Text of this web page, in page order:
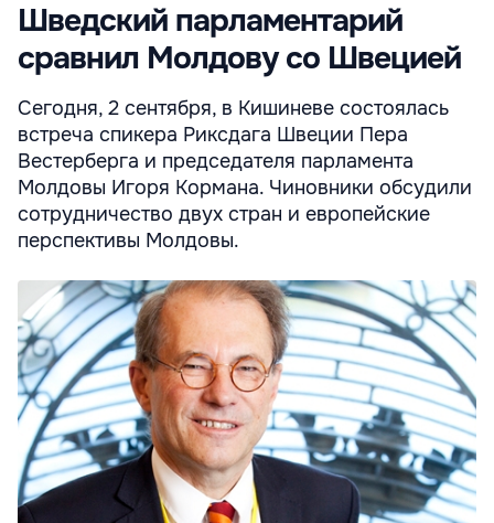
Шведский парламентарий
сравнил Молдову со Швецией
Сегодня, 2 сентября, в Кишиневе состоялась
встреча спикера Риксдага Швеции Пера
Вестерберга и председателя парламента
Молдовы Игоря Кормана. Чиновники обсудили
сотрудничество двух стран и европейские
перспективы Молдовы.